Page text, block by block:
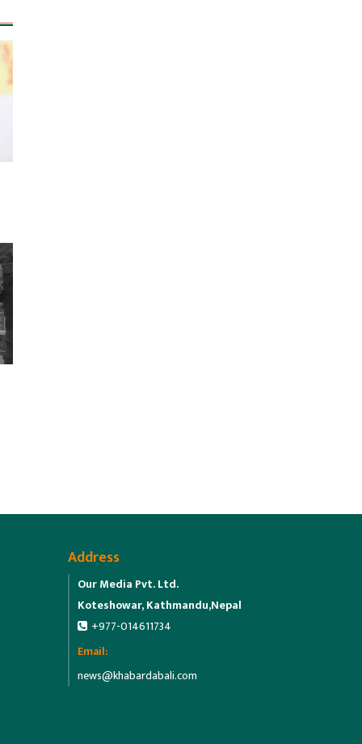
Address
Our Media Pvt. Ltd.
Koteshowar, Kathmandu,Nepal
+977-014611734
Email:
news@khabardabali.com